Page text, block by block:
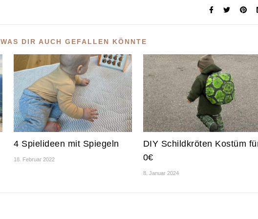
WAS DIR AUCH GEFALLEN KÖNNTE
4 Spielideen mit Spiegeln
18. Februar 2022
DIY Schildkröten Kostüm
0€
8. Januar 2024